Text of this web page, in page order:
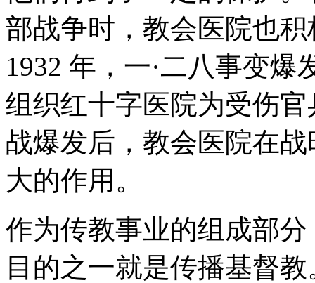
部战争时，教会医院也
1932 年，一·二八事变
组织红十字医院为受伤
战爆发后，教会医院在
大的作用。
作为传教事业的组成部
目的之一就是传播基督